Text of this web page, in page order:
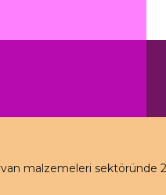
malzemeleri sektöründe